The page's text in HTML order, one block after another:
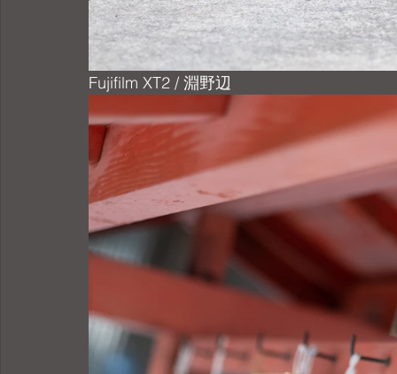
Fujifilm XT2 / 淵野辺